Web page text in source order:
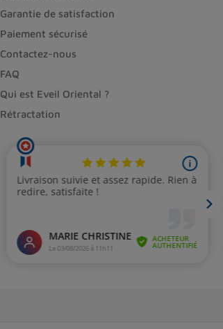
Garantie de satisfaction
Paiement sécurisé
Contactez-nous
FAQ
Qui est Eveil Oriental ?
Rétractation